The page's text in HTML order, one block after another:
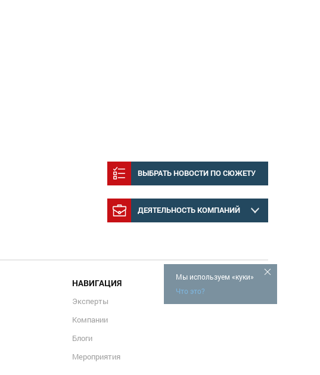
ВЫБРАТЬ НОВОСТИ ПО СЮЖЕТУ
ДЕЯТЕЛЬНОСТЬ КОМПАНИЙ
Мы используем «куки»
Что это?
НАВИГАЦИЯ
Эксперты
Компании
Блоги
Мероприятия